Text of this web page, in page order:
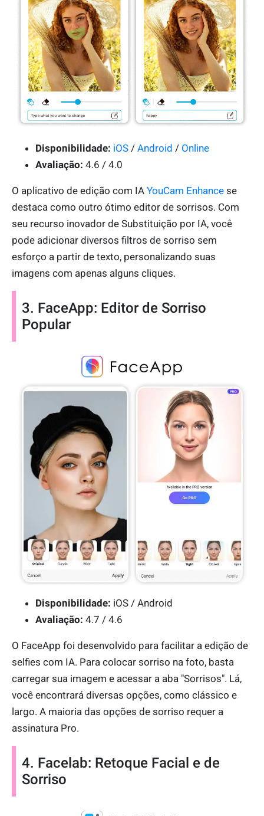
Disponibilidade: iOS / Android / Online
Avaliação: 4.6 / 4.0
O aplicativo de edição com IA YouCam Enhance se
destaca como outro ótimo editor de sorrisos. Com
seu recurso inovador de Substituição por IA, você
pode adicionar diversos filtros de sorriso sem
esforço a partir de texto, personalizando suas
imagens com apenas alguns cliques.
3. FaceApp: Editor de Sorriso
Popular
Disponibilidade: iOS / Android
Avaliação: 4.7 / 4.6
O FaceApp foi desenvolvido para facilitar a edição de
selfies com IA. Para colocar sorriso na foto, basta
carregar sua imagem e acessar a aba "Sorrisos". Lá,
você encontrará diversas opções, como clássico e
largo. A maioria das opções de sorriso requer a
assinatura Pro.
4. Facelab: Retoque Facial e de
Sorriso